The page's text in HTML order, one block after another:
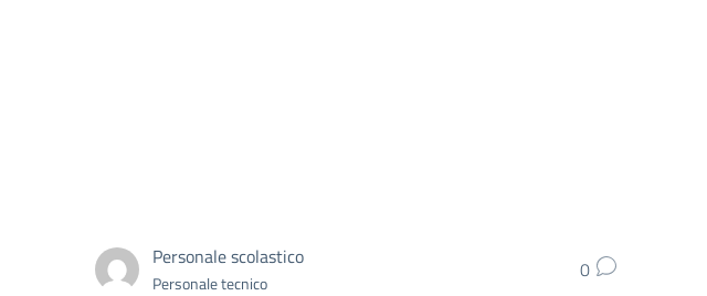
Personale scolastico
Personale tecnico 0